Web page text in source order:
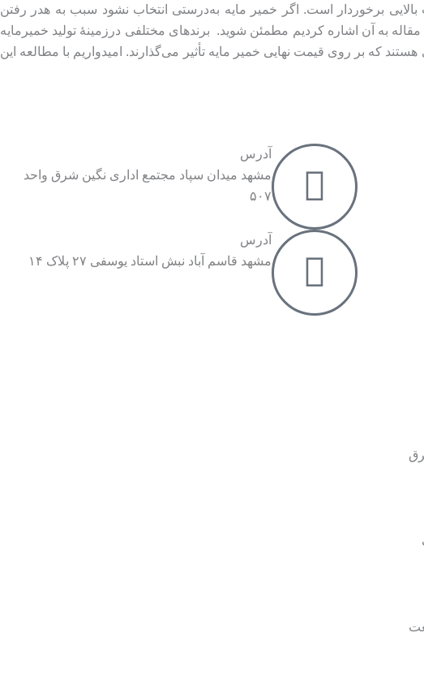
برخوردار است. اگر خمیر مایه به‌درستی انتخاب نشود سبب به هدر رفتن
به آن اشاره کردیم مطمئن شوید. برندهای مختلفی درزمینهٔ تولید خمیرمایه
که بر روی قیمت نهایی خمیر مایه تأثیر می‌گذارند. امیدواریم با مطالعه این
آدرس
مشهد میدان سپاد مجتمع اداری نگین شرق واحد
۵۰۷
آدرس
مشهد قاسم آباد نبش استاد یوسفی ۲۷ پلاک ۱۴